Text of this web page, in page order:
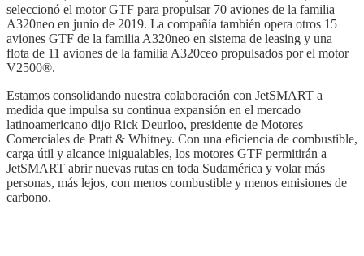
seleccionó el motor GTF para propulsar 70 aviones de la familia
A320neo en junio de 2019. La compañía también opera otros 15
aviones GTF de la familia A320neo en sistema de leasing y una
flota de 11 aviones de la familia A320ceo propulsados por el motor
V2500®.
Estamos consolidando nuestra colaboración con JetSMART a
medida que impulsa su continua expansión en el mercado
latinoamericano dijo Rick Deurloo, presidente de Motores
Comerciales de Pratt & Whitney. Con una eficiencia de combustible,
carga útil y alcance inigualables, los motores GTF permitirán a
JetSMART abrir nuevas rutas en toda Sudamérica y volar más
personas, más lejos, con menos combustible y menos emisiones de
carbono.